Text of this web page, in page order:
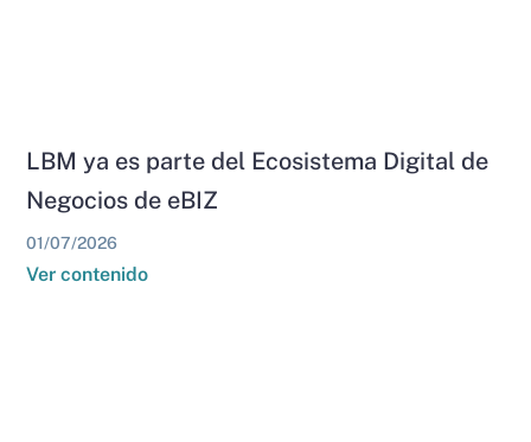
LBM ya es parte del Ecosistema Digital de
Negocios de eBIZ
01/07/2026
Ver contenido